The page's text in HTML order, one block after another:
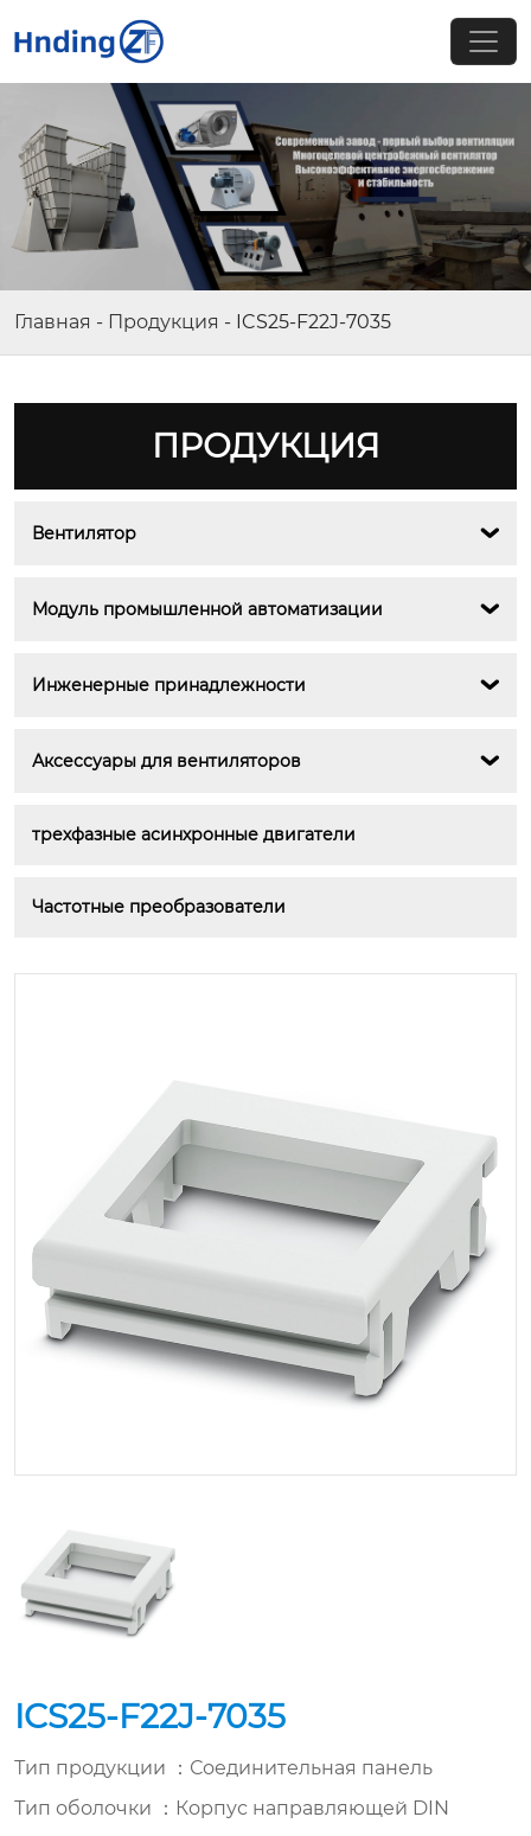
Главная - Продукция - ICS25-F22J-7035
ПРОДУКЦИЯ
Вентилятор 
Модуль промышленной автоматизации 
Инженерные принадлежности 
Аксессуары для вентиляторов 
трехфазные асинхронные двигатели
Частотные преобразователи
ICS25-F22J-7035
Тип продукции ：Соединительная панель
Тип оболочки ：Корпус направляющей DIN